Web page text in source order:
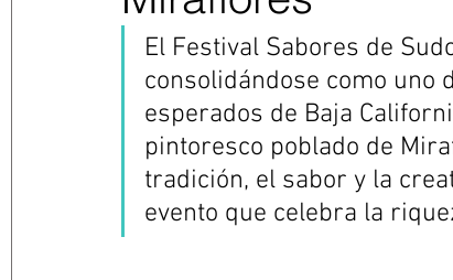
El Festival Sabores de
consolidándose como uno
esperados de Baja
pintoresco poblado de
tradición, el sabor y la
evento que celebra la